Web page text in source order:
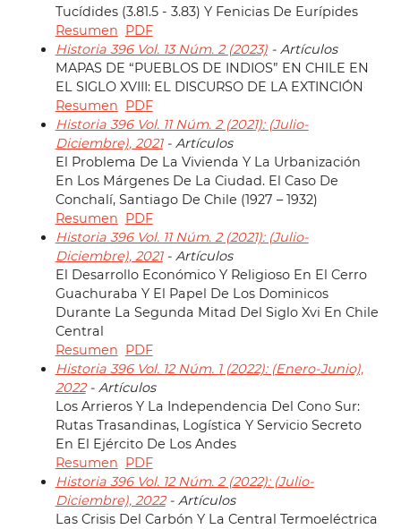
Tucídides (3.81.5 - 3.83) Y Fenicias De Eurípides
Resumen PDF
Historia 396 Vol. 13 Núm. 2 (2023)- Artículos
MAPAS DE “PUEBLOS DE INDIOS” EN CHILE EN
EL SIGLO XVIII: EL DISCURSO DE LA EXTINCIÓN
Resumen PDF
Historia 396 Vol. 11 Núm. 2 (2021): (Julio-
Diciembre), 2021- Artículos
El Problema De La Vivienda Y La Urbanización
En Los Márgenes De La Ciudad. El Caso De
Conchalí, Santiago De Chile (1927 – 1932)
Resumen PDF
Historia 396 Vol. 11 Núm. 2 (2021): (Julio-
Diciembre), 2021- Artículos
El Desarrollo Económico Y Religioso En El Cerro
Guachuraba Y El Papel De Los Dominicos
Durante La Segunda Mitad Del Siglo Xvi En Chile
Central
Resumen PDF
Historia 396 Vol. 12 Núm. 1 (2022): (Enero-Junio),
2022- Artículos
Los Arrieros Y La Independencia Del Cono Sur:
Rutas Trasandinas, Logística Y Servicio Secreto
En El Ejército De Los Andes
Resumen PDF
Historia 396 Vol. 12 Núm. 2 (2022): (Julio-
Diciembre), 2022- Artículos
Las Crisis Del Carbón Y La Central Termoeléctrica